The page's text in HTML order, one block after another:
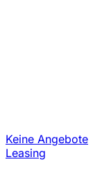
Keine Angebote
Leasing